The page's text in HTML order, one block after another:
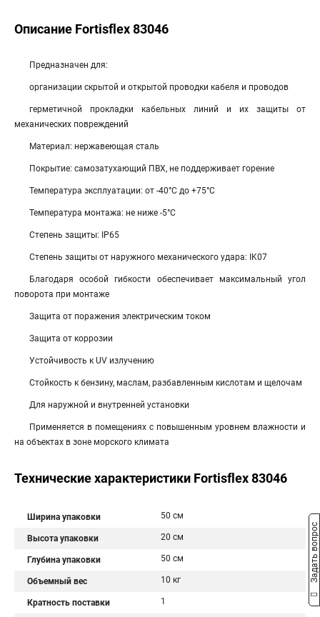
Описание Fortisflex 83046
Предназначен для:
организации скрытой и открытой проводки кабеля и проводов
герметичной прокладки кабельных линий и их защиты от
механических повреждений
Материал: нержавеющая сталь
Покрытие: самозатухающий ПВХ, не поддерживает горение
Температура эксплуатации: от -40°С до +75°С
Температура монтажа: не ниже -5°С
Степень защиты: IP65
Степень защиты от наружного механического удара: IK07
Благодаря особой гибкости обеспечивает максимальный угол
поворота при монтаже
Защита от поражения электрическим током
Защита от коррозии
Устойчивость к UV излучению
Стойкость к бензину, маслам, разбавленным кислотам и щелочам
Для наружной и внутренней установки
Применяется в помещениях с повышенным уровнем влажности и
на объектах в зоне морского климата
Технические характеристики Fortisflex 83046
Ширина упаковки 50 см
Высота упаковки 20 см
Глубина упаковки 50 см
Объемный вес 10 кг
Кратность поставки 1
Задать вопрос